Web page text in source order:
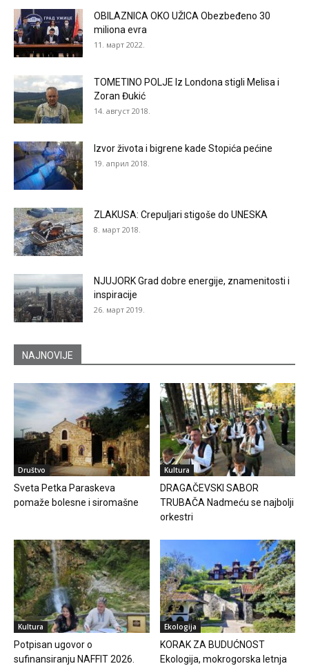
OBILAZNICA OKO UŽICA Obezbeđeno 30
miliona evra
11. март 2022.
TOMETINO POLJE Iz Londona stigli Melisa i
Zoran Đukić
14. август 2018.
Izvor života i bigrene kade Stopića pećine
19. април 2018.
ZLAKUSA: Crepuljari stigoše do UNESKA
8. март 2018.
NJUJORK Grad dobre energije, znamenitosti i
inspiracije
26. март 2019.
NAJNOVIJE
Društvo
Sveta Petka Paraskeva
pomaže bolesne i siromašne
Kultura
DRAGAČEVSKI SABOR
TRUBAČA Nadmeću se najbolji
orkestri
Kultura
Potpisan ugovor o
sufinansiranju NAFFIT 2026.
Ekologija
KORAK ZA BUDUĆNOST
Ekologija, mokrogorska letnja